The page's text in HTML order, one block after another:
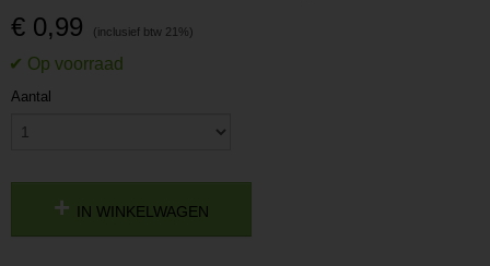
€ 0,99
Aantal
IN WINKELWAGEN